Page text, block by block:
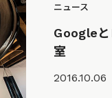
ニュース
Google
室
2016.10.06